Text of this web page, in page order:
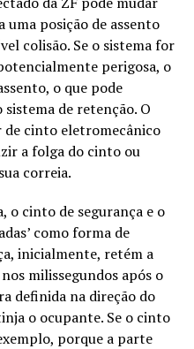
posição de assento
colisão. Se o sistema for
perigosa, o
o que pode
de retenção. O
de cinto eletromecânico
a folga do cinto ou
correia.
o cinto de segurança e o
como forma de
inicialmente, retém a
milissegundos após o
definida na direção do
o ocupante. Se o cinto
porque a parte